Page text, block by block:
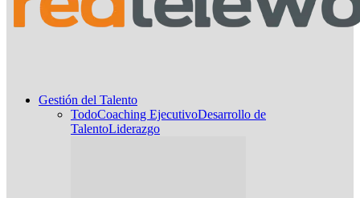
Gestión del Talento
TodoCoaching EjecutivoDesarrollo de
TalentoLiderazgo